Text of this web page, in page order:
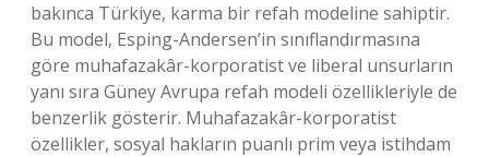
bakınca Türkiye, karma bir refah modeline sahiptir.
Bu model, Esping-Andersen’in sınıflandırmasına
göre muhafazakâr-korporatist ve liberal unsurların
yanı sıra Güney Avrupa refah modeli özellikleriyle de
benzerlik gösterir. Muhafazakâr-korporatist
özellikler, sosyal hakların puanlı prim veya istihdam